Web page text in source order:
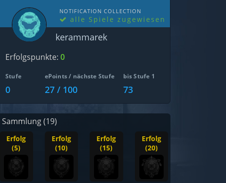
NOTIFICATION COLLECTION
alle Spiele zugewiesen
kerammarek
Erfolgspunkte: 0
Stufe
0
ePoints / nächste Stufe
27 / 100
bis Stufe 1
73
Sammlung (19)
Erfolg
(5)
Erfolg
(10)
Erfolg
(15)
Erfolg
(20)